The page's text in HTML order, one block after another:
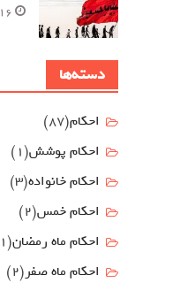
16 جولای 2026
دسته‌ها
احکام(87)
احکام پوشش(1)
احکام خانواده(3)
احکام خمس(2)
احکام ماه رمضان(1)
احکام ماه صفر(2)